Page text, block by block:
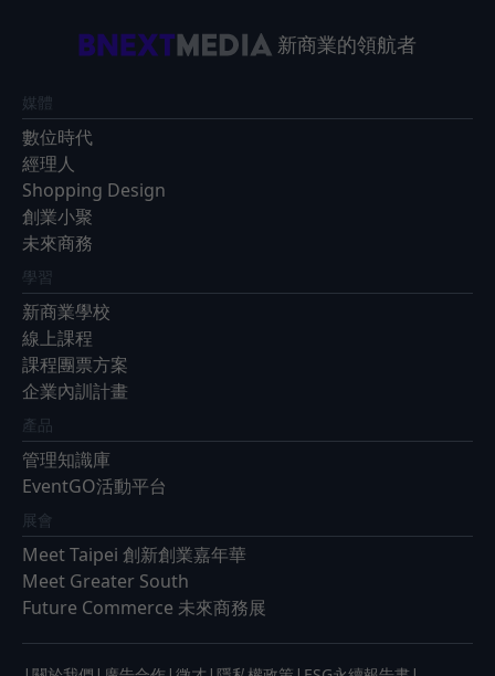
新商業的領航者
媒體
數位時代
經理人
Shopping Design
創業小聚
未來商務
學習
新商業學校
線上課程
課程團票方案
企業內訓計畫
產品
管理知識庫
EventGO活動平台
展會
Meet Taipei 創新創業嘉年華
Meet Greater South
Future Commerce 未來商務展